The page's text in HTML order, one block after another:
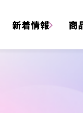
新着情報 商